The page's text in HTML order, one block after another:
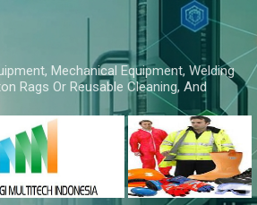
Mechanical Equipment, Welding
Rags Or Reusable Cleaning, And